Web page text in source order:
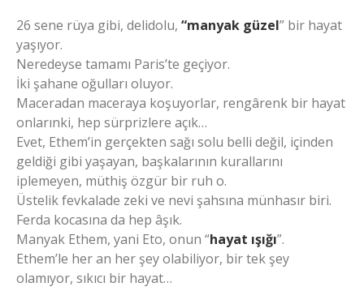
26 sene rüya gibi, delidolu, “manyak güzel” bir hayat
yaşıyor.
Neredeyse tamamı Paris’te geçiyor.
İki şahane oğulları oluyor.
Maceradan maceraya koşuyorlar, rengârenk bir hayat
onlarınki, hep sürprizlere açık…
Evet, Ethem’in gerçekten sağı solu belli değil, içinden
geldiği gibi yaşayan, başkalarının kurallarını
iplemeyen, müthiş özgür bir ruh o.
Üstelik fevkalade zeki ve nevi şahsına münhasır biri.
Ferda kocasına da hep âşık.
Manyak Ethem, yani Eto, onun “hayat ışığı”.
Ethem’le her an her şey olabiliyor, bir tek şey
olamıyor, sıkıcı bir hayat…